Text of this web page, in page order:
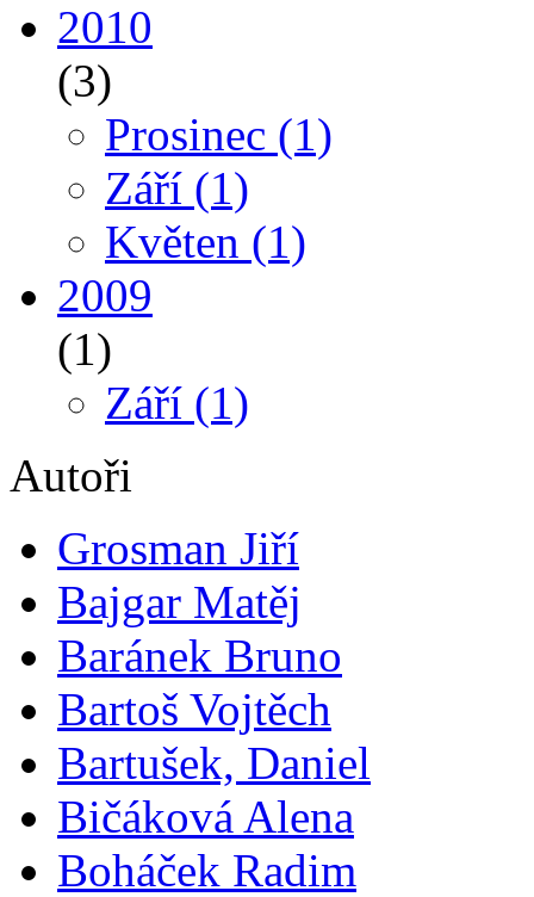
2010
(3)
Prosinec (1)
Září (1)
Květen (1)
2009
(1)
Září (1)
Autoři
Grosman Jiří
Bajgar Matěj
Baránek Bruno
Bartoš Vojtěch
Bartušek, Daniel
Bičáková Alena
Boháček Radim